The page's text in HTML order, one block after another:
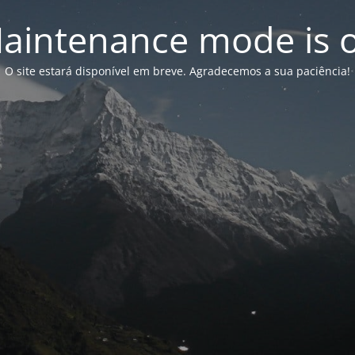
mode is
O site estará disponível em breve. Agradecemos a sua paciência!